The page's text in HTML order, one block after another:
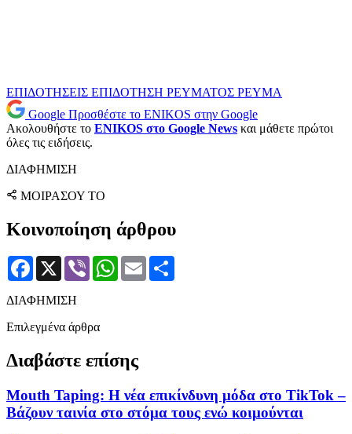
ΕΠΙΔΟΤΗΣΕΙΣ ΕΠΙΔΟΤΗΣΗ ΡΕΥΜΑΤΟΣ ΡΕΥΜΑ
Google Προσθέστε το ENIKOS στην Google
Ακολουθήστε το ENIKOS στο Google News και μάθετε πρώτοι
όλες τις ειδήσεις.
ΔΙΑΦΗΜΙΣΗ
ΜΟΙΡΑΣΟΥ ΤΟ
Κοινοποίηση άρθρου
Facebook
X Viber WhatsApp
Email
ΔΙΑΦΗΜΙΣΗ
Επιλεγμένα άρθρα
Διαβάστε επίσης
Mouth Taping: Η νέα επικίνδυνη μόδα στο TikTok –
Βάζουν ταινία στο στόμα τους ενώ κοιμούνται